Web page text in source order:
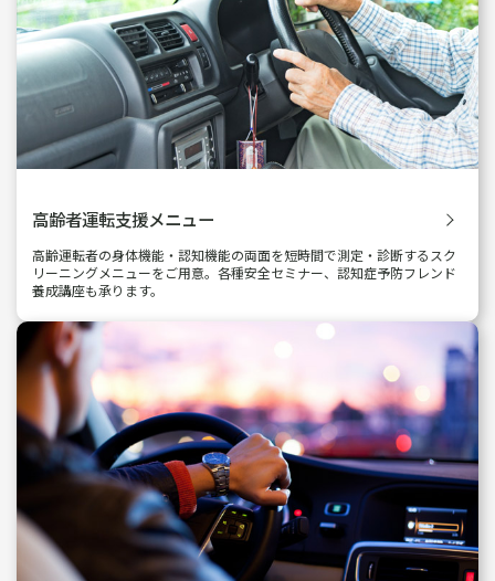
高齢者運転支援メニュー
高齢運転者の身体機能・認知機能の両面を短時間で測定・診断するスク
リーニングメニューをご用意。各種安全セミナー、認知症予防フレンド
養成講座も承ります。